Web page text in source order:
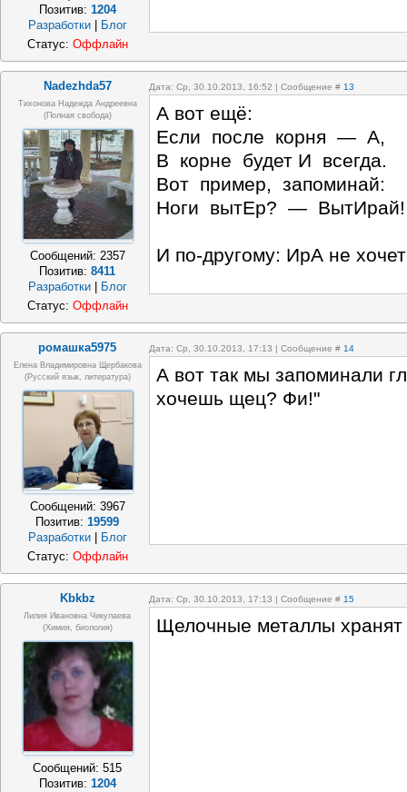
Позитив: 1204
Разработки
Блог
Статус: Оффлайн
Nadezhda57 Дата: Ср, 30.10.2013, 16:52 | Сообщение # 13
Тихонова Надежда Андреевна
(полная свобода)
Сообщений: 2357
Позитив:8411
Разработки
Блог
А вот ещё:
Если после корня — А,
В корне будет И всегда.
Вот пример, запоминай:
Ноги вытЕр? — ВытИрай!
И по-другому: ИрА не
Статус: Оффлайн
ромашка5975 Дата: Ср, 30.10.2013, 17:13 | Сообщение # 14
Елена Владимировна Щербакова
(русский язык, литература)
Сообщений: 3967
Позитив:19599
Разработки
Блог
А вот так мы запоминали
хочешь щец? Фи!"
Статус: Оффлайн
Kbkbz Дата: Ср, 30.10.2013, 17:13 | Сообщение # 15
Лилия Ивановна Чикулаева
(химия, биология)
Сообщений:515
Позитив: 1204
Щелочные металлы хранят